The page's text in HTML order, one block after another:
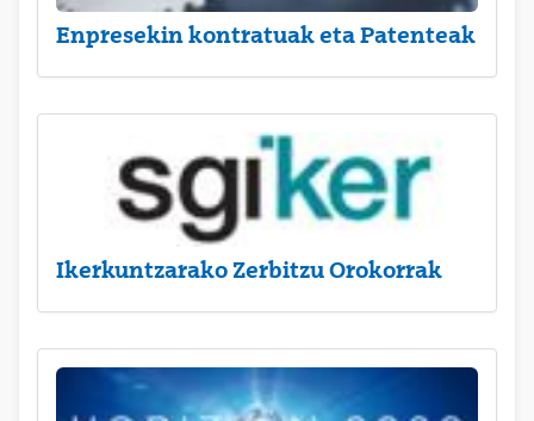
Enpresekin kontratuak eta Patenteak
Ikerkuntzarako Zerbitzu Orokorrak